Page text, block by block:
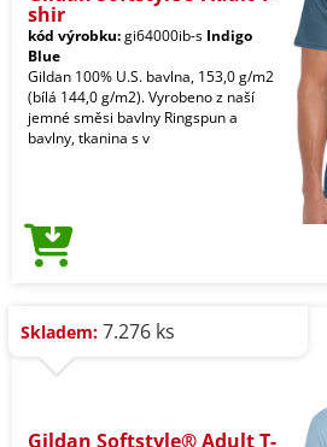
shir
kód výrobku:gi64000ib-s Indigo
Blue
Gildan 100% U.S. bavlna, 153,0 g/m2
(bílá 144,0 g/m2). Vyrobeno z naší
jemné směsi bavlny Ringspun a
bavlny, tkanina s v
Skladem: 7.276 ks
Gildan Softstyle® Adult T-